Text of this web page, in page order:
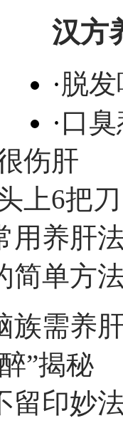
汉方
·脱
·口
伤肝
上6把刀
用养肝
简单方
族需养
”揭秘
留印妙